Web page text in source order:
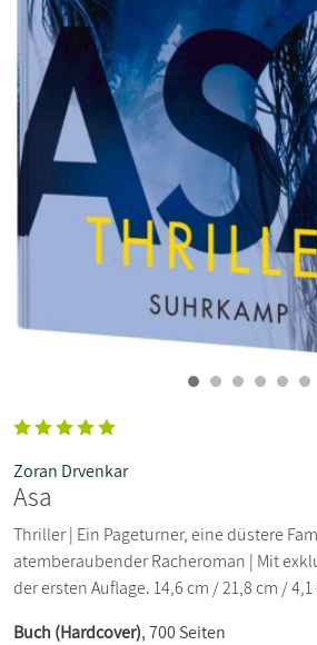
Zoran Drvenkar
Asa
Thriller | Ein Pageturner, eine düstere
atemberaubender Racheroman | Mit
der ersten Auflage. 14,6 cm / 21,8 cm /
Buch (Hardcover), 700 Seiten